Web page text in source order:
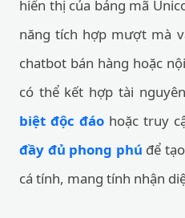
hiển thị của bảng mã
năng tích hợp mượt mà
chatbot bán hàng hoặc
có thể kết hợp tài
biệt độc đáo hoặc truy
đầy đủ phong phú để
cá tính, mang tính nhận